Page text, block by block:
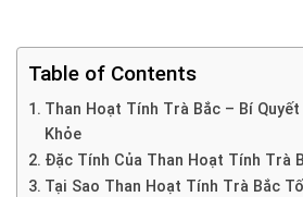
Table of Contents
Than Hoạt Tính Trà Bắc – Bí Quyết
Khỏe
Đặc Tính Của Than Hoạt Tính Trà
Tại Sao Than Hoạt Tính Trà Bắc